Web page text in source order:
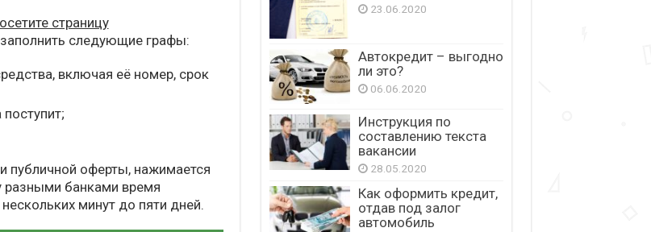
страницу
следующие графы:
включая её номер, срок
публичной оферты, нажимается
разными банками время
минут до пяти дней.
23.06.2020
Автокредит – выгодно
ли это?
06.06.2020
Инструкция по
составлению текста
вакансии
28.05.2020
Как оформить кредит,
отдав под залог
автомобиль